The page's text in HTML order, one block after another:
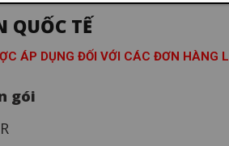
QUỐC TẾ
ÁP DỤNG ĐỐI VỚI CÁC ĐƠN
gói